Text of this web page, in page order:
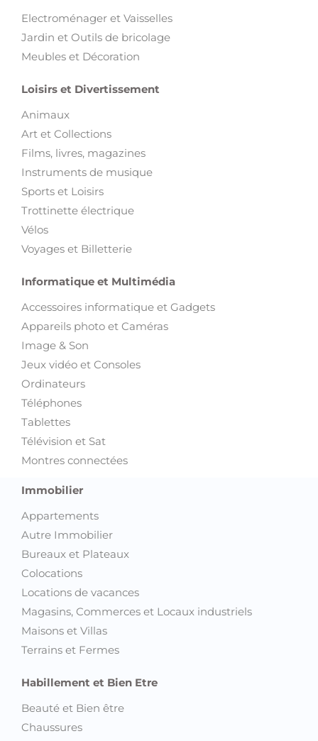
Electroménager et Vaisselles
Jardin et Outils de bricolage
Meubles et Décoration
Loisirs et Divertissement
Animaux
Art et Collections
Films, livres, magazines
Instruments de musique
Sports et Loisirs
Trottinette électrique
Vélos
Voyages et Billetterie
Informatique et Multimédia
Accessoires informatique et Gadgets
Appareils photo et Caméras
Image & Son
Jeux vidéo et Consoles
Ordinateurs
Téléphones
Tablettes
Télévision et Sat
Montres connectées
Immobilier
Appartements
Autre Immobilier
Bureaux et Plateaux
Colocations
Locations de vacances
Magasins, Commerces et Locaux industriels
Maisons et Villas
Terrains et Fermes
Habillement et Bien Etre
Beauté et Bien être
Chaussures